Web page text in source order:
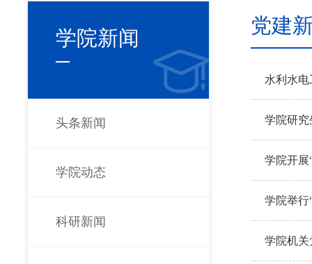
学院新闻
头条新闻
学院动态
科研新闻
党建
水利水
学院研究
学院开展
学院举行
学院机关